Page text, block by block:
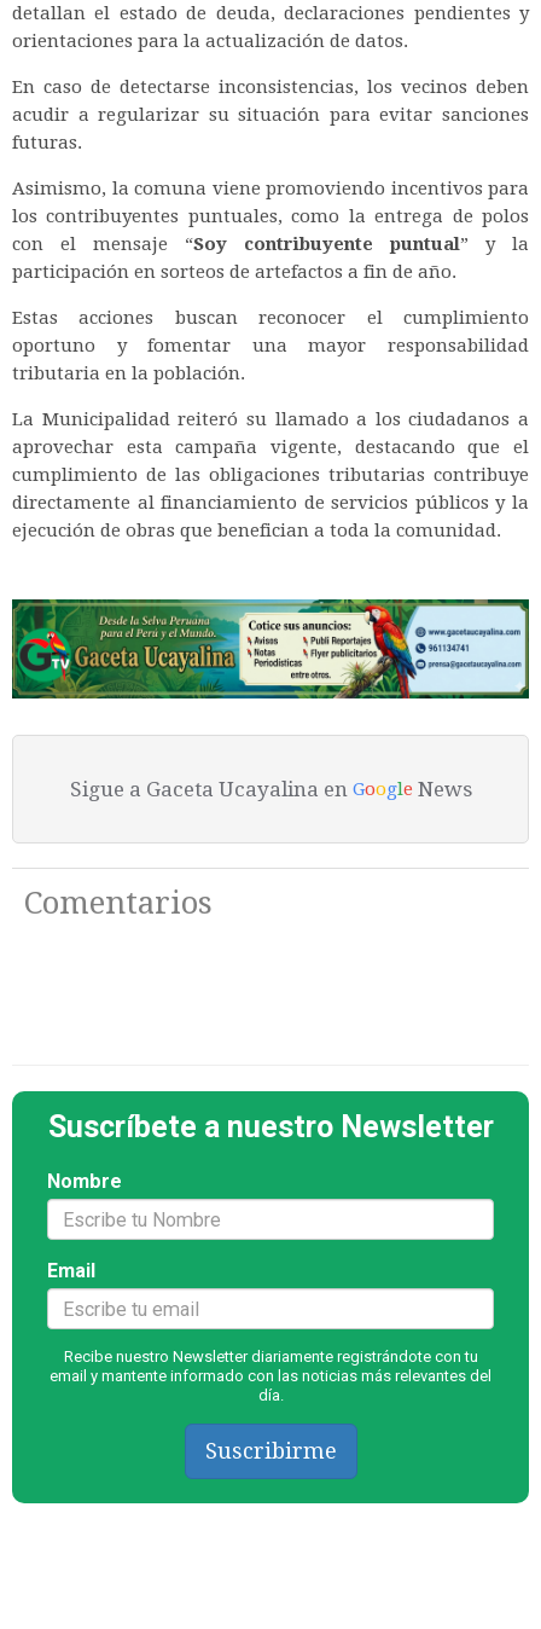
detallan el estado de deuda, declaraciones pendientes y
orientaciones para la actualización de datos.
En caso de detectarse inconsistencias, los vecinos deben
acudir a regularizar su situación para evitar sanciones
futuras.
Asimismo, la comuna viene promoviendo incentivos para
los contribuyentes puntuales, como la entrega de polos
con el mensaje “Soy contribuyente puntual” y la
participación en sorteos de artefactos a fin de año.
Estas acciones buscan reconocer el cumplimiento
oportuno y fomentar una mayor responsabilidad
tributaria en la población.
La Municipalidad reiteró su llamado a los ciudadanos a
aprovechar esta campaña vigente, destacando que el
cumplimiento de las obligaciones tributarias contribuye
directamente al financiamiento de servicios públicos y la
ejecución de obras que benefician a toda la comunidad.
Sigue a Gaceta Ucayalina en Google News
Comentarios
Suscríbete a nuestro Newsletter
Nombre
Email
Recibe nuestro Newsletter diariamente registrándote con tu
email y mantente informado con las noticias más relevantes del
día.
Suscribirme